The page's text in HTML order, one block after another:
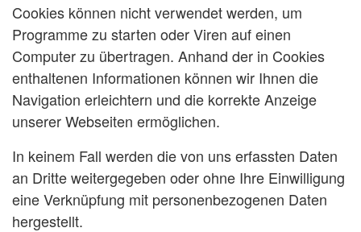
Cookies können nicht verwendet werden, um
Programme zu starten oder Viren auf einen
Computer zu übertragen. Anhand der in Cookies
enthaltenen Informationen können wir Ihnen die
Navigation erleichtern und die korrekte Anzeige
unserer Webseiten ermöglichen.
In keinem Fall werden die von uns erfassten Daten
an Dritte weitergegeben oder ohne Ihre Einwilligung
eine Verknüpfung mit personenbezogenen Daten
hergestellt.